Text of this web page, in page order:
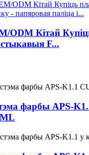
ODM Кітай
F...
фарбы APS-